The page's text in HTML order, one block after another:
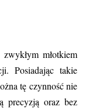
młotkiem
Posiadając takie
tę czynność nie
precyzją oraz bez